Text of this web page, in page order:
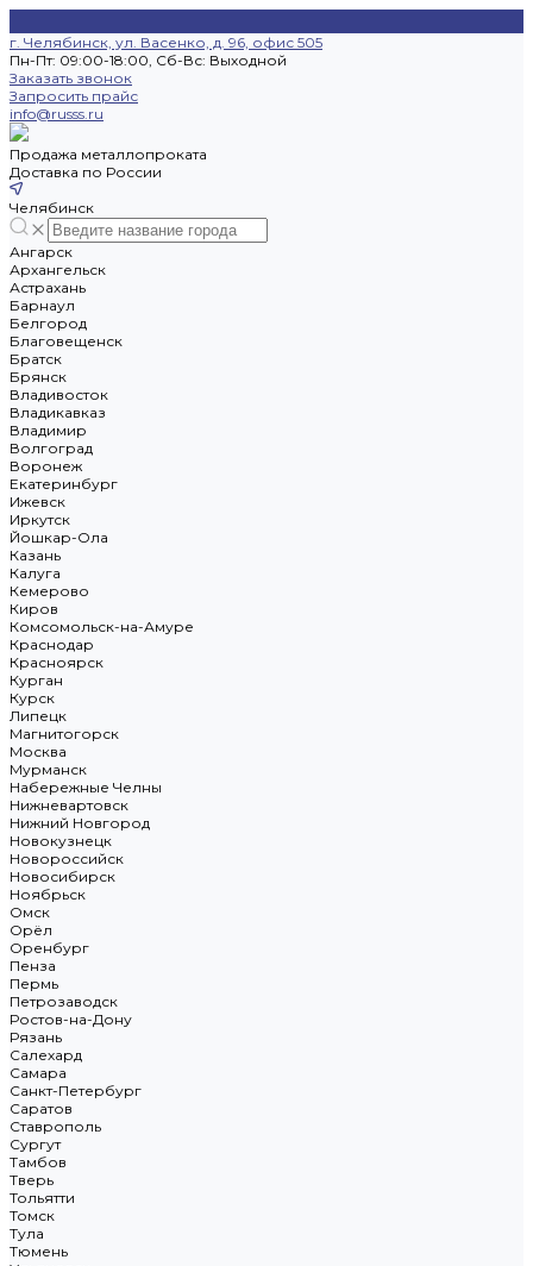
г. Челябинск, ул. Васенко, д. 96, офис 505
Пн-Пт: 09:00-18:00, Cб-Вс: Выходной
Заказать звонок
Запросить прайс
info@russs.ru
Продажа металлопроката
Доставка по России
Челябинск
Ангарск
Архангельск
Астрахань
Барнаул
Белгород
Благовещенск
Братск
Брянск
Владивосток
Владикавказ
Владимир
Волгоград
Воронеж
Екатеринбург
Ижевск
Иркутск
Йошкар-Ола
Казань
Калуга
Кемерово
Киров
Комсомольск-на-Амуре
Краснодар
Красноярск
Курган
Курск
Липецк
Магнитогорск
Москва
Мурманск
Набережные Челны
Нижневартовск
Нижний Новгород
Новокузнецк
Новороссийск
Новосибирск
Ноябрьск
Омск
Орёл
Оренбург
Пенза
Пермь
Петрозаводск
Ростов-на-Дону
Рязань
Салехард
Самара
Санкт-Петербург
Саратов
Ставрополь
Сургут
Тамбов
Тверь
Тольятти
Томск
Тула
Тюмень